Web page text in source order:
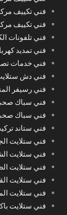
فني تكييف مركزي
فني تكييف
فني تلفونات
فني تمديد كهرباء
فني خدمات
فني دش
فني رسيفر
فني سباك صحي
فني سباك
فني ستاند
فني ستلايت
فني ستلايت
فني ستلايت
فني ستلايت
فني ستلايت المنقف
فني ستلايت